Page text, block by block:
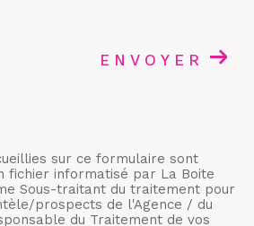
ENVOYER
sur ce formulaire sont
fichier informatisé par La Boite
Sous-traitant du traitement pour
prospects de l'Agence / du
du Traitement de vos